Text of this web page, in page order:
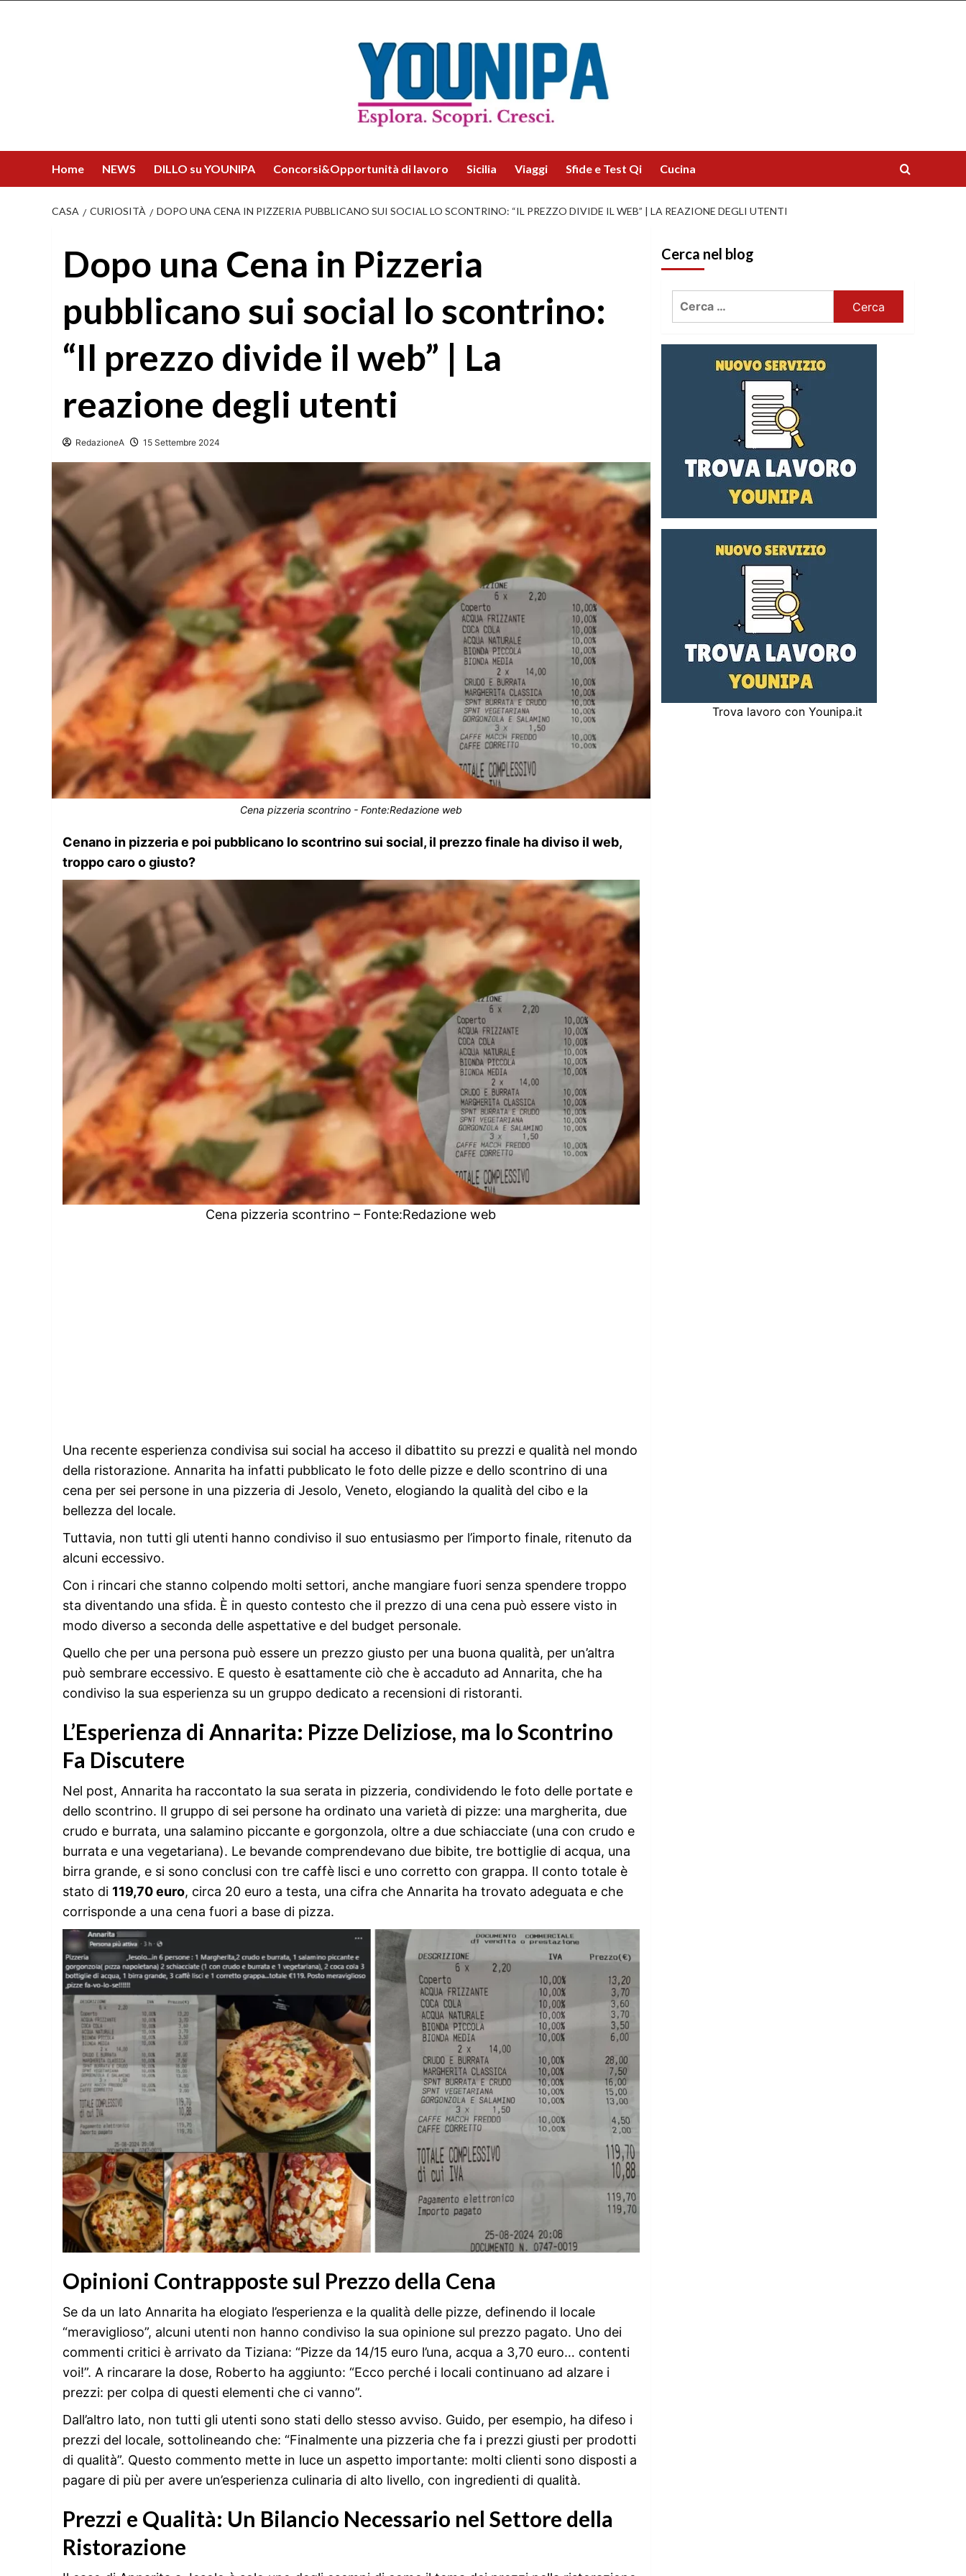
Home NEWS DILLO su YOUNIPA Concorsi&Opportunità di lavoro Sicilia Viaggi Sfide e Test Qi Cucina
CASA CURIOSITÀ DOPO UNA CENA IN PIZZERIA PUBBLICANO SUI SOCIAL LO SCONTRINO: “IL PREZZO DIVIDE IL WEB” | LA REAZIONE DEGLI UTENTI
Dopo una Cena in Pizzeria
pubblicano sui social lo scontrino:
“Il prezzo divide il web” | La
reazione degli utenti
RedazioneA 15 Settembre 2024
Cena pizzeria scontrino - Fonte:Redazione web
Cenano in pizzeria e poi pubblicano lo scontrino sui social, il prezzo finale ha diviso il web,
troppo caro o giusto?
Cena pizzeria scontrino – Fonte:Redazione web
Una recente esperienza condivisa sui social ha acceso il dibattito su prezzi e qualità nel mondo
della ristorazione. Annarita ha infatti pubblicato le foto delle pizze e dello scontrino di una
cena per sei persone in una pizzeria di Jesolo, Veneto, elogiando la qualità del cibo e la
bellezza del locale.
Tuttavia, non tutti gli utenti hanno condiviso il suo entusiasmo per l’importo finale, ritenuto da
alcuni eccessivo.
Con i rincari che stanno colpendo molti settori, anche mangiare fuori senza spendere troppo
sta diventando una sfida. È in questo contesto che il prezzo di una cena può essere visto in
modo diverso a seconda delle aspettative e del budget personale.
Quello che per una persona può essere un prezzo giusto per una buona qualità, per un’altra
può sembrare eccessivo. E questo è esattamente ciò che è accaduto ad Annarita, che ha
condiviso la sua esperienza su un gruppo dedicato a recensioni di ristoranti.
L’Esperienza di Annarita: Pizze Deliziose, ma lo Scontrino
Fa Discutere
Nel post, Annarita ha raccontato la sua serata in pizzeria, condividendo le foto delle portate e
dello scontrino. Il gruppo di sei persone ha ordinato una varietà di pizze: una margherita, due
crudo e burrata, una salamino piccante e gorgonzola, oltre a due schiacciate (una con crudo e
burrata e una vegetariana). Le bevande comprendevano due bibite, tre bottiglie di acqua, una
birra grande, e si sono conclusi con tre caffè lisci e uno corretto con grappa. Il conto totale è
stato di 119,70 euro, circa 20 euro a testa, una cifra che Annarita ha trovato adeguata e che
corrisponde a una cena fuori a base di pizza.
Opinioni Contrapposte sul Prezzo della Cena
Se da un lato Annarita ha elogiato l’esperienza e la qualità delle pizze, definendo il locale
“meraviglioso”, alcuni utenti non hanno condiviso la sua opinione sul prezzo pagato. Uno dei
commenti critici è arrivato da Tiziana: “Pizze da 14/15 euro l’una, acqua a 3,70 euro… contenti
voi!”. A rincarare la dose, Roberto ha aggiunto: “Ecco perché i locali continuano ad alzare i
prezzi: per colpa di questi elementi che ci vanno”.
Dall’altro lato, non tutti gli utenti sono stati dello stesso avviso. Guido, per esempio, ha difeso i
prezzi del locale, sottolineando che: “Finalmente una pizzeria che fa i prezzi giusti per prodotti
di qualità”. Questo commento mette in luce un aspetto importante: molti clienti sono disposti a
pagare di più per avere un’esperienza culinaria di alto livello, con ingredienti di qualità.
Prezzi e Qualità: Un Bilancio Necessario nel Settore della
Ristorazione
Cerca nel blog
Ricerca
Trova lavoro con Younipa.it